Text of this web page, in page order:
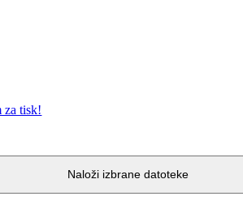
za tisk!
Naloži izbrane datoteke